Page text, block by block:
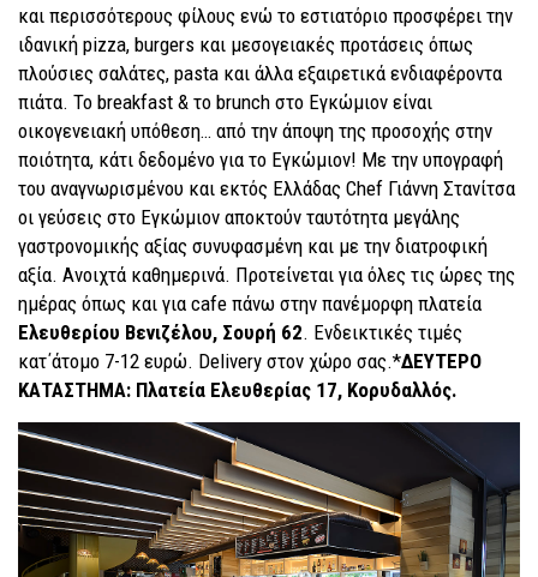
και περισσότερους φίλους ενώ το εστιατόριο προσφέρει την
ιδανική pizza, burgers και μεσογειακές προτάσεις όπως
πλούσιες σαλάτες, pasta και άλλα εξαιρετικά ενδιαφέροντα
πιάτα. Το breakfast & το brunch στο Εγκώμιον είναι
οικογενειακή υπόθεση… από την άποψη της προσοχής στην
ποιότητα, κάτι δεδομένο για το Εγκώμιον! Με την υπογραφή
του αναγνωρισμένου και εκτός Ελλάδας Chef Γιάννη Στανίτσα
οι γεύσεις στο Εγκώμιον αποκτούν ταυτότητα μεγάλης
γαστρονομικής αξίας συνυφασμένη και με την διατροφική
αξία. Ανοιχτά καθημερινά. Προτείνεται για όλες τις ώρες της
ημέρας όπως και για cafe πάνω στην πανέμορφη πλατεία
Ελευθερίου Βενιζέλου, Σουρή 62. Ενδεικτικές τιμές
κατ΄άτομο 7-12 ευρώ. Delivery στον χώρο σας.*ΔΕΥΤΕΡΟ
ΚΑΤΑΣΤΗΜΑ: Πλατεία Ελευθερίας 17, Κορυδαλλός.